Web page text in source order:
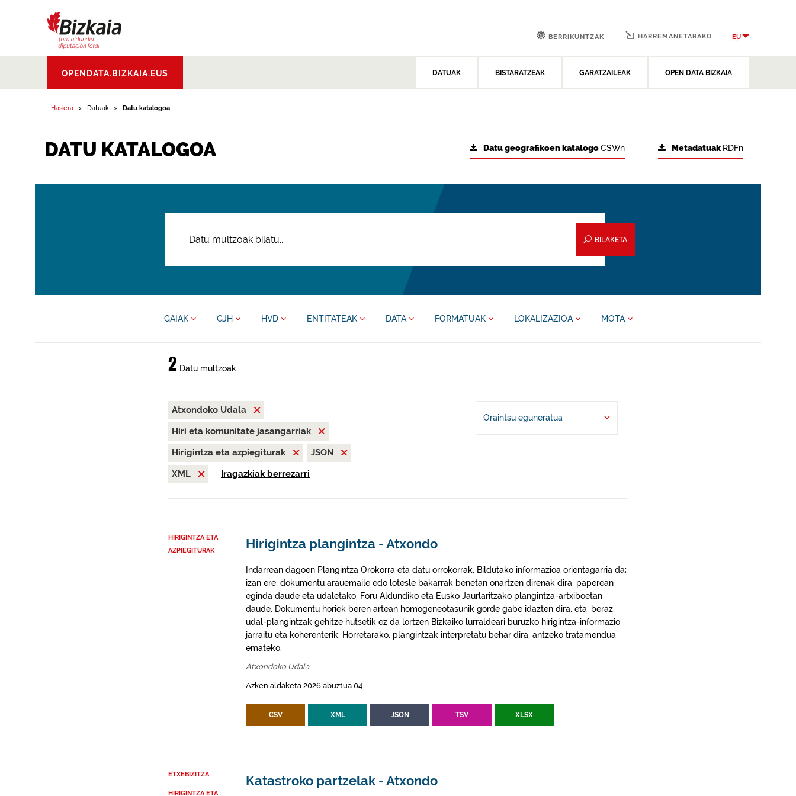
Aldundia.Diputacion
Foral de Bizkaia
OPENDATA.BIZKAIA.EUS DATUAK BISTARATZEAK GARATZAILEAK OPEN DATA BIZKAIA
BERRIKUNTZAK HARREMANETARAKO EU
Hasiera Datuak Datu katalogoa
DATU KATALOGOA Metadatuak RDFn
Datu geografikoen katalogoCSWn
BILAKETA
GAIAK GJH HVD ENTITATEAK DATA FORMATUAK LOKALIZAZIOA MOTA
2 Datu multzoak
Atxondoko Udala
Hiri eta komunitate jasangarriak
Hirigintza eta azpiegiturak
JSON
XML
Iragazkiak berrezarri
Oraintsu eguneratua
HIRIGINTZA ETA
AZPIEGITURAK
Hirigintza plangintza - Atxondo
Indarrean dagoen Plangintza Orokorra eta datu orrokorrak. Bildutako informazioa orientagarria da;
izan ere, dokumentu arauemaile edo lotesle bakarrak benetan onartzen direnak dira, paperean
eginda daude eta udaletako, Foru Aldundiko eta Eusko Jaurlaritzako plangintza-artxiboetan
daude. Dokumentu horiek beren artean homogeneotasunik gorde gabe idazten dira, eta, beraz,
udal-plangintzak gehitze hutsetik ez da lortzen Bizkaiko lurraldeari buruzko hirigintza-informazio
jarraitu eta koherenterik. Horretarako, plangintzak interpretatu behar dira, antzeko tratamendua
emateko.
Atxondoko Udala
Azken aldaketa 2026 abuztua 04
CSV XML JSON TSV XLSX
ETXEBIZITZA
HIRIGINTZA ETA
Katastroko partzelak - Atxondo